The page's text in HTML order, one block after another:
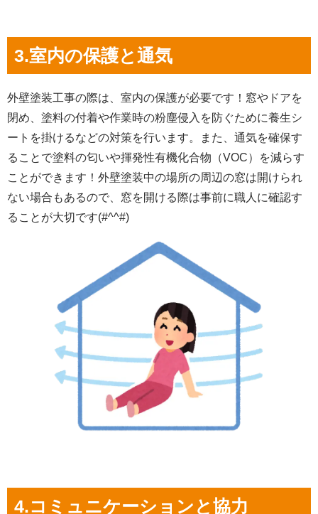
3.室内の保護と通気
外壁塗装工事の際は、室内の保護が必要です！窓やドアを
閉め、塗料の付着や作業時の粉塵侵入を防ぐために養生シ
ートを掛けるなどの対策を行います。また、通気を確保す
ることで塗料の匂いや揮発性有機化合物（VOC）を減らす
ことができます！外壁塗装中の場所の周辺の窓は開けられ
ない場合もあるので、窓を開ける際は事前に職人に確認す
ることが大切です(#^^#)
4.コミュニケーションと協力